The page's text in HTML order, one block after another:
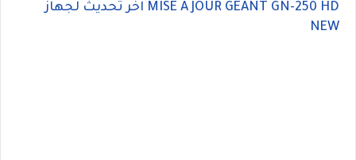
اخر تحديث لجهاز MISE À JOUR GEANT GN-250 HD
NEW